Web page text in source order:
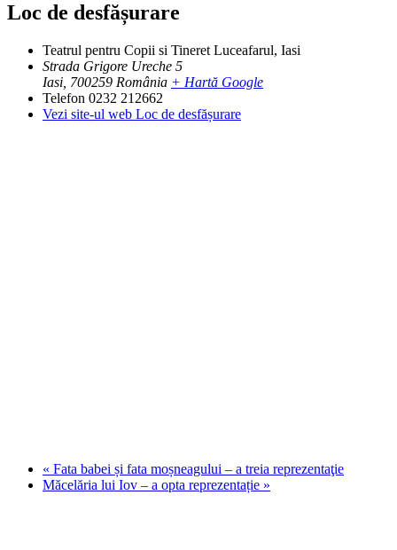
Loc de desfășurare
Teatrul pentru Copii si Tineret Luceafarul, Iasi
Strada Grigore Ureche 5
Iasi 700259 România + Hartă Google
Telefon 0232 212662
Vezi site-ul web Loc de desfășurare
« Fata babei și fata moșneagului – a treia reprezentaţie
Măcelăria lui Iov – a opta reprezentație »